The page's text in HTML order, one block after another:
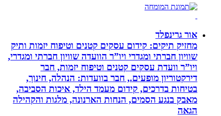
אור גרינפלד
מחזיק תיקים: קידום עסקים קטנים וטיפוח יזמות ותיק
שוויון חברתי ומגדרי ויו”ר הוועדה שוויון חברתי ומגדרי,
ויו”ר וועדת עסקים קטנים וטיפוח יזמות, חבר
דירקטוריון מופעים., חבר בוועדות: הנהלה, חינוך,
בטיחות בדרכים, קידום מעמד הילד, איכות הסביבה,
מאבק בנגע הסמים, הנחות הארנונה, מלגות והקהילה
הגאה